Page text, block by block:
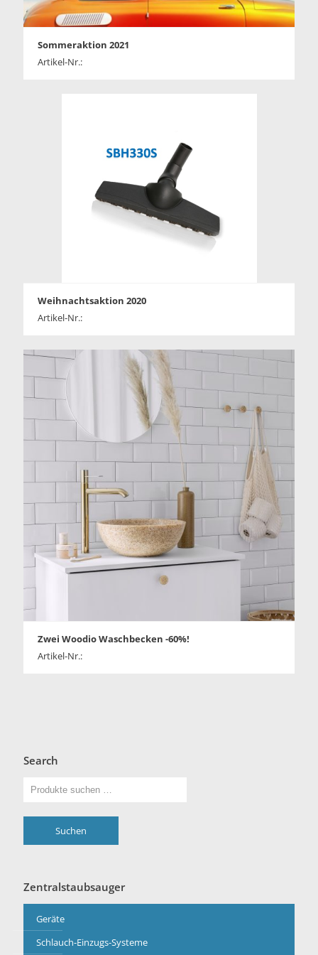
Sommeraktion 2021
Artikel-Nr.:
Weihnachtsaktion 2020
Artikel-Nr.:
Zwei Woodio Waschbecken -60%!
Artikel-Nr.:
Search
Suchen
Zentralstaubsauger
Geräte
Schlauch-Einzugs-Systeme